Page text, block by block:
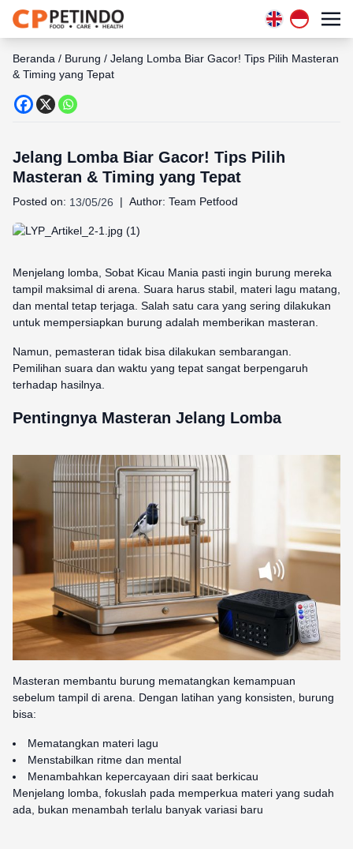
Beranda / Burung / Jelang Lomba Biar Gacor! Tips Pilih Masteran
& Timing yang Tepat
Jelang Lomba Biar Gacor! Tips Pilih
Masteran & Timing yang Tepat
Posted on: 13/05/26 | Author: Team Petfood
Menjelang lomba, Sobat Kicau Mania pasti ingin burung mereka
tampil maksimal di arena. Suara harus stabil, materi lagu matang,
dan mental tetap terjaga. Salah satu cara yang sering dilakukan
untuk mempersiapkan burung adalah memberikan masteran.
Namun, pemasteran tidak bisa dilakukan sembarangan.
Pemilihan suara dan waktu yang tepat sangat berpengaruh
terhadap hasilnya.
Pentingnya Masteran Jelang Lomba
Masteran membantu burung mematangkan kemampuan
sebelum tampil di arena. Dengan latihan yang konsisten, burung
bisa:
Mematangkan materi lagu
Menstabilkan ritme dan mental
Menambahkan kepercayaan diri saat berkicau
Menjelang lomba, fokuslah pada memperkua materi yang sudah
ada, bukan menambah terlalu banyak variasi baru